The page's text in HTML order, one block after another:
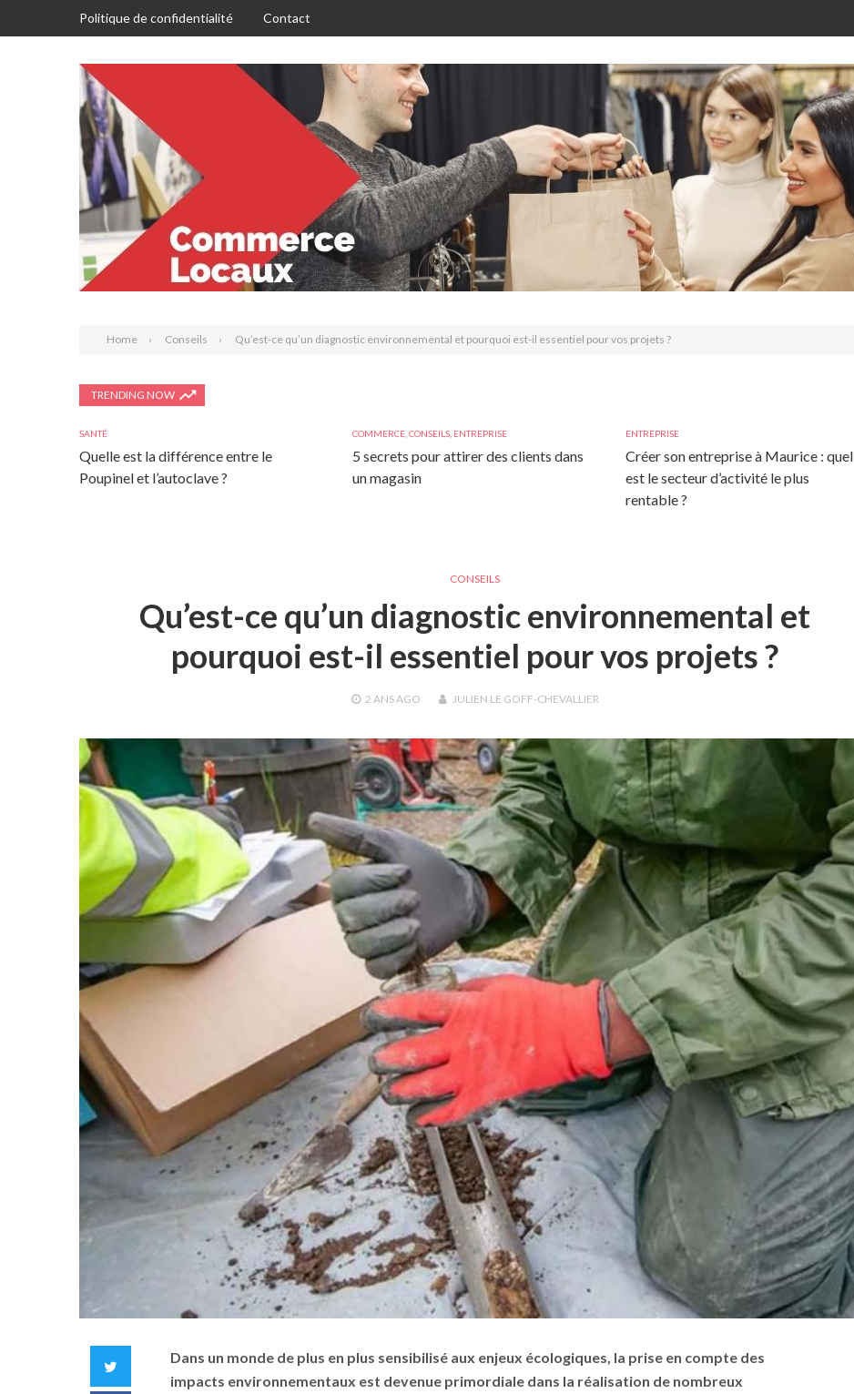
Politique de confidentialité Contact
Home Conseils Qu’est-ce qu’un diagnostic environnemental et pourquoi est-il essentiel pour vos projets ?
TRENDING NOW
SANTÉ
Quelle est la différence entre le
Poupinel et l’autoclave ?
COMMERCE CONSEILS ENTREPRISE
5 secrets pour attirer des clients dans
un magasin
ENTREPRISE
Créer son entreprise à Maurice : quel
est le secteur d’activité le plus
rentable ?
CONSEILS
Qu’est-ce qu’un diagnostic environnemental et
pourquoi est-il essentiel pour vos projets ?
2 ANSAGO JULIEN LE GOFF-CHEVALLIER
Dans un monde de plus en plus sensibilisé aux enjeux écologiques, la prise en compte des
impacts environnementaux est devenue primordiale dans la réalisation de nombreux